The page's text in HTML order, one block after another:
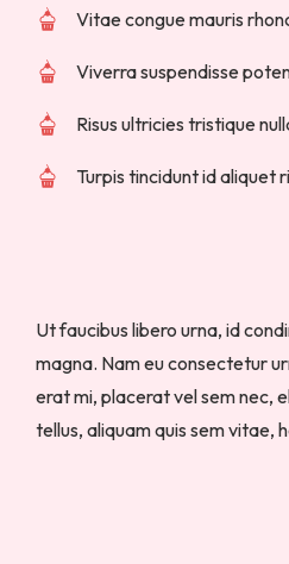
Vitae congue mauris
Viverra suspendisse
Risus ultricies tristique
Turpis tincidunt id aliquet
Ut faucibus libero urna, id
magna. Nam eu consectetur
erat mi, placerat vel sem nec,
tellus, aliquam quis sem vitae,